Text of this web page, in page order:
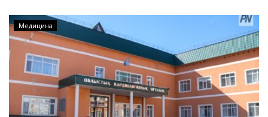
Медицина